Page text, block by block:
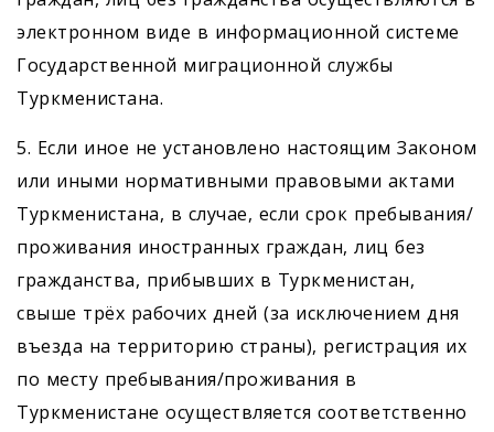
электронном виде в информационной системе
Государственной миграционной службы
Туркменистана.
5. Если иное не установлено настоящим Законом
или иными нормативными правовыми актами
Туркмени­стана, в случае, если срок пребывания/
проживания иностранных граждан, лиц без
гражданства, прибывших в Туркменистан,
свыше трёх рабочих дней (за исключением дня
въезда на территорию страны), регистрация их
по месту пребывания/проживания в
Туркменистане осуществляется соответственно